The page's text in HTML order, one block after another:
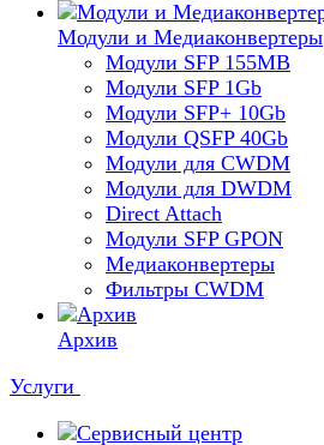
Модули и Медиаконвертеры
Модули SFP 155MB
Модули SFP 1Gb
Модули SFP+ 10Gb
Модули QSFP 40Gb
Модули для CWDM
Модули для DWDM
Direct Attach
Модули SFP GPON
Медиаконвертеры
Фильтры CWDM
Архив
Услуги